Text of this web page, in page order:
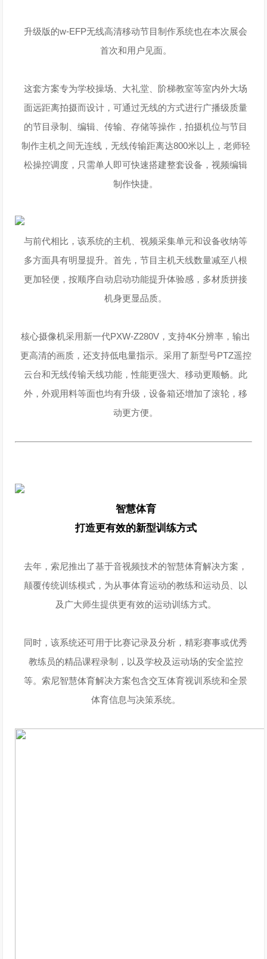
升级版的w-EFP无线高清移动节目制作系统也在本次展会
首次和用户见面。
这套方案专为学校操场、大礼堂、阶梯教室等室内外大场
面远距离拍摄而设计，可通过无线的方式进行广播级质量
的节目录制、编辑、传输、存储等操作，拍摄机位与节目
制作主机之间无连线，无线传输距离达800米以上，老师轻
松操控调度，只需单人即可快速搭建整套设备，视频编辑
制作快捷。
与前代相比，该系统的主机、视频采集单元和设备收纳等
多方面具有明显提升。首先，节目主机天线数量减至八根
更加轻便，按顺序自动启动功能提升体验感，多材质拼接
机身更显品质。
核心摄像机采用新一代PXW-Z280V，支持4K分辨率，输出
更高清的画质，还支持低电量指示。采用了新型号PTZ遥控
云台和无线传输天线功能，性能更强大、移动更顺畅。此
外，外观用料等面也均有升级，设备箱还增加了滚轮，移
动更方便。
智慧体育
打造更有效的新型训练方式
去年，索尼推出了基于音视频技术的智慧体育解决方案，
颠覆传统训练模式，为从事体育运动的教练和运动员、以
及广大师生提供更有效的运动训练方式。
同时，该系统还可用于比赛记录及分析，精彩赛事或优秀
教练员的精品课程录制，以及学校及运动场的安全监控
等。索尼智慧体育解决方案包含交互体育视训系统和全景
体育信息与决策系统。